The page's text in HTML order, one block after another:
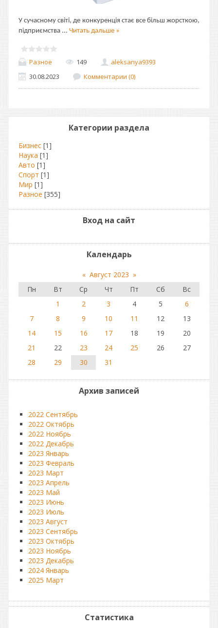
У сучасному світі, де конкуренція стає все більш жорсткою,
підприємства ... Читать дальше »
Разное 149
aleksanya9393
30.08.2023
Комментарии (0)
Категории раздела
Бизнес [1]
Наука [1]
Авто [1]
Спорт [1]
Мир [1]
Разное [355]
Вход на сайт
Календарь
« Август 2023 »
Пн
Вт Ср Чт Пт Сб
Вс
1
2 3 4 5
6
7
8 9 10 11 12
13
14
15 16 17 18 19
20
21
22 23 24 25 26
27
28
29 30 31
Архив записей
2022 Сентябрь
2022 Октябрь
2022 Ноябрь
2022 Декабрь
2023 Январь
2023 Февраль
2023 Март
2023 Апрель
2023 Май
2023 Июнь
2023 Июль
2023 Август
2023 Сентябрь
2023 Октябрь
2023 Ноябрь
2023 Декабрь
2024 Январь
2025 Март
Статистика